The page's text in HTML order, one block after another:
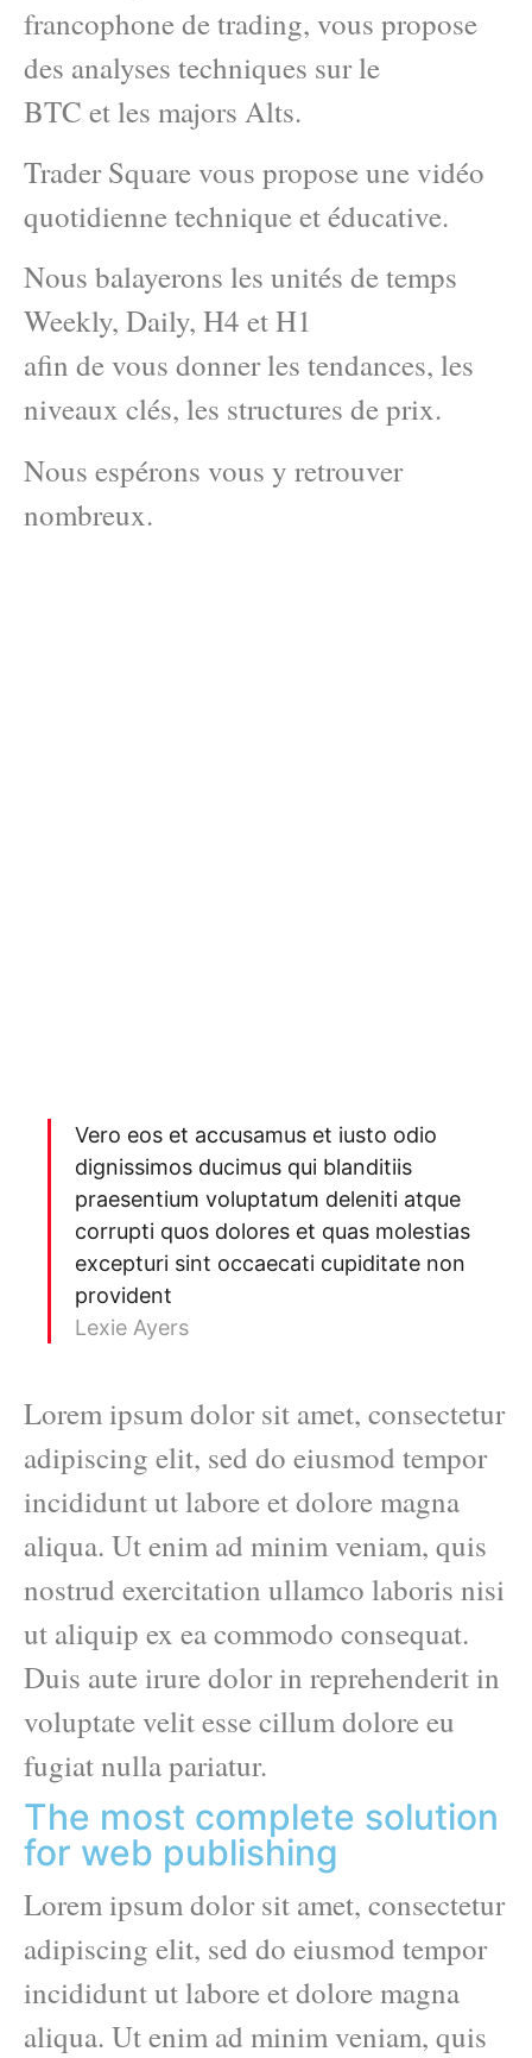
francophone de trading, vous propose
des analyses techniques sur le
BTC et les majors Alts.
Trader Square vous propose une vidéo
quotidienne technique et éducative.
Nous balayerons les unités de temps
Weekly, Daily, H4 et H1
afin de vous donner les tendances, les
niveaux clés, les structures de prix.
Nous espérons vous y retrouver
nombreux.
Vero eos et accusamus et iusto odio
dignissimos ducimus qui blanditiis
praesentium voluptatum deleniti atque
corrupti quos dolores et quas molestias
excepturi sint occaecati cupiditate non
provident
Lexie Ayers
Lorem ipsum dolor sit amet, consectetur
adipiscing elit, sed do eiusmod tempor
incididunt ut labore et dolore magna
aliqua. Ut enim ad minim veniam, quis
nostrud exercitation ullamco laboris nisi
ut aliquip ex ea commodo consequat.
Duis aute irure dolor in reprehenderit in
voluptate velit esse cillum dolore eu
fugiat nulla pariatur.
The most complete solution
for web publishing
Lorem ipsum dolor sit amet, consectetur
adipiscing elit, sed do eiusmod tempor
incididunt ut labore et dolore magna
aliqua. Ut enim ad minim veniam, quis